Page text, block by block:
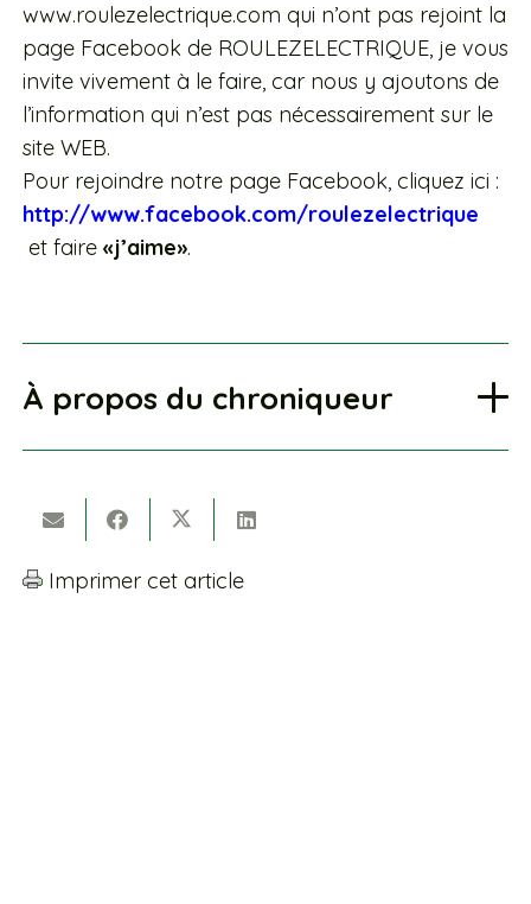
www.roulezelectrique.com qui n’ont pas rejoint la
page Facebook de ROULEZELECTRIQUE, je vous
invite vivement à le faire, car nous y ajoutons de
l’information qui n’est pas nécessairement sur le
site WEB.
Pour rejoindre notre page Facebook, cliquez ici :
http://www.facebook.com/roulezelectrique
et faire «j’aime».
À propos du chroniqueur
Imprimer cet article